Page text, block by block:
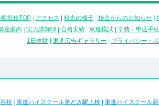
堀校TOP アクセス 校舎の様子 校舎からのお知らせ
座案内 実力講師陣| 合格実績| 東進模試| 学費・申込手
1日体験
東進広告ギャラリー プライバシー・
校 東進ハイスクール勝どき駅上校 東進ハイスクール